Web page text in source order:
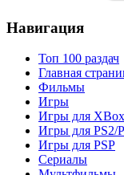
Навигация
Топ 100 раздач
Главная
Фильмы
Игры
Игры для XBox
Игры для PS2/
Игры для PSP
Сериалы